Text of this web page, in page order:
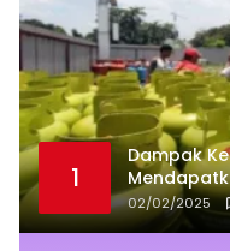
1
Dampak
02/02/2025